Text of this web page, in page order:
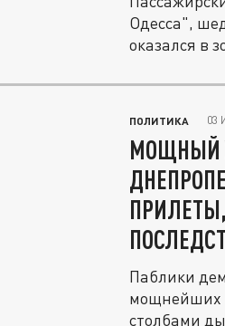
Одесса",
оказался в
ПОЛИТИКА 03
МОЩНЫЙ
Паблики
мощнейших
столбами